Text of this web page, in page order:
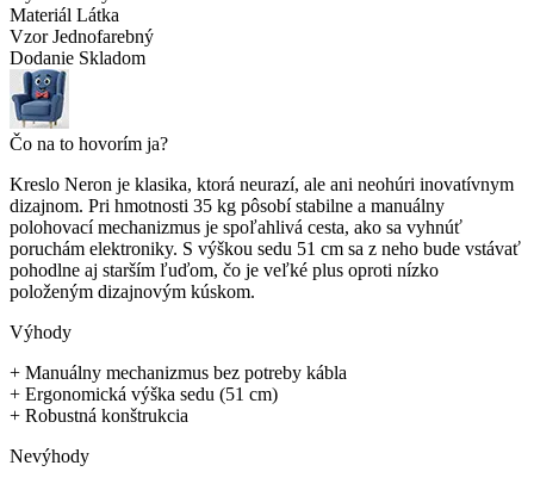
Materiál Látka
Vzor Jednofarebný
Dodanie Skladom
Čo na to hovorím ja?
Kreslo Neron je klasika, ktorá neurazí, ale ani neohúri inovatívnym
dizajnom. Pri hmotnosti 35 kg pôsobí stabilne a manuálny
polohovací mechanizmus je spoľahlivá cesta, ako sa vyhnúť
poruchám elektroniky. S výškou sedu 51 cm sa z neho bude vstávať
pohodlne aj starším ľuďom, čo je veľké plus oproti nízko
položeným dizajnovým kúskom.
Výhody
+ Manuálny mechanizmus bez potreby kábla
+ Ergonomická výška sedu (51 cm)
+ Robustná konštrukcia
Nevýhody